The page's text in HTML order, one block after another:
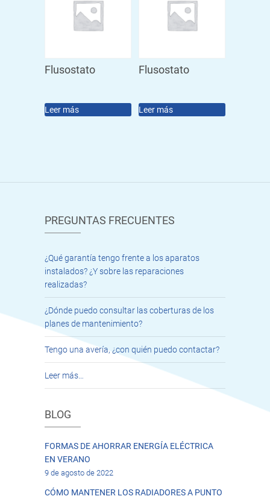
Flusostato
Leer más
Flusostato
Leer más
PREGUNTAS FRECUENTES
¿Qué garantía tengo frente a los aparatos
instalados? ¿Y sobre las reparaciones
realizadas?
¿Dónde puedo consultar las coberturas de los
planes de mantenimiento?
Tengo una avería, ¿con quién puedo contactar?
Leer más…
BLOG
FORMAS DE AHORRAR ENERGÍA ELÉCTRICA
EN VERANO
9 de agosto de 2022
CÓMO MANTENER LOS RADIADORES A PUNTO